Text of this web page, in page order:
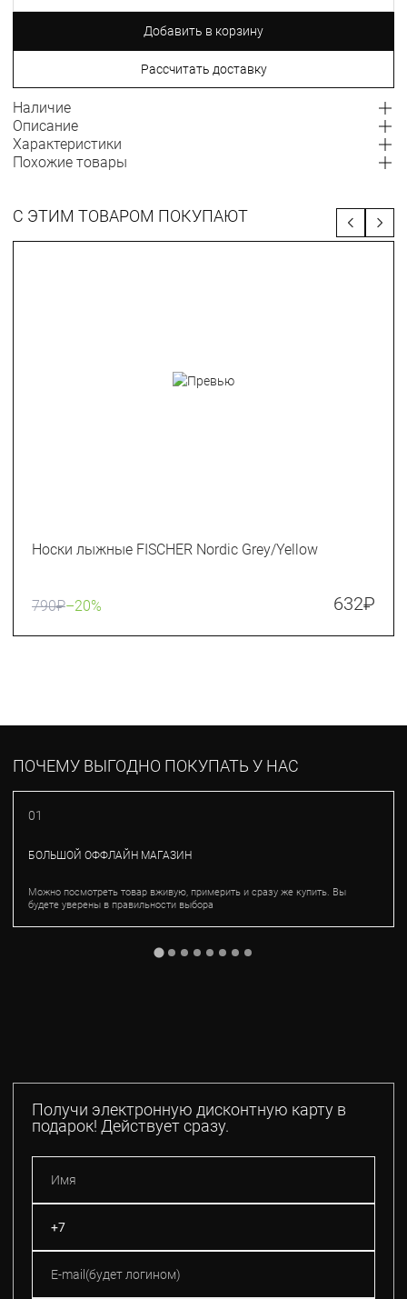
Добавить в корзину
Рассчитать доставку
Наличие
Описание
Характеристики
Похожие товары
С ЭТИМ ТОВАРОМ ПОКУПАЮТ
Носки лыжные FISCHER Nordic Grey/Yellow
790₽–20% 632₽
ПОЧЕМУ ВЫГОДНО ПОКУПАТЬ У НАС
01
БОЛЬШОЙ ОФФЛАЙН МАГАЗИН
Можно посмотреть товар вживую, примерить и сразу же купить. Вы
будете уверены в правильности выбора
Получи электронную дисконтную карту в
подарок! Действует сразу.